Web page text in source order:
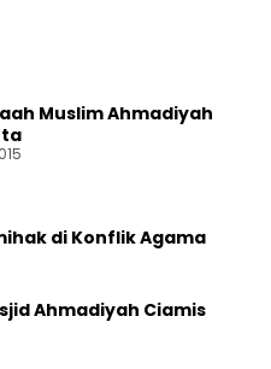
Muslim Ahmadiyah
di Konflik Agama
Ahmadiyah Ciamis